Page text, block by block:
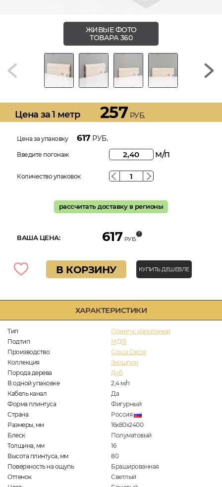
ХАРАКТЕРИСТИКИ
Тип
Плинтус напольный
Подтип
МДФ
Производство
Cosca Decor
Коллекция
Экошпон
Порода дерева
Дуб
В одной упаковке
2,4 м/п
Кабель канал
Да
Форма плинтуса
Фигурный
Страна
Россия
Размеры, мм
16х80х2400
Блеск
Полуматовый
Толщина, мм
16
Высота плинтуса, мм
80
Поверхность на ощупь
Брашированная
Оттенок
Светлый
ЖИВЫЕ ФОТО
ТОВАРА 360
Цена за 1 метр 257 РУБ.
Цена за упаковку 617 РУБ.
Введите погонаж м/п
Количество упаковок
рассчитать доставку в регионы
ВАША ЦЕНА: 617 РУБ.
В КОРЗИНУ КУПИТЬ ДЕШЕВЛЕ